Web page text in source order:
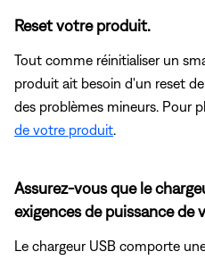
Reset votre produit.
Tout comme réinitialiser un
produit ait besoin d'un reset
des problèmes mineurs. Pour
de votre produit.
Assurez-vous que le
exigences de puissance de
Le chargeur USB comporte